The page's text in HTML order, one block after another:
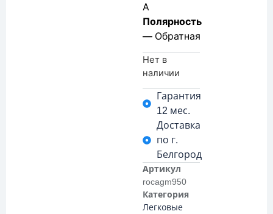
А
Полярность
— Обратная
Нет в
наличии
Гарантия
12 мес.
Доставка
по г.
Белгород
Артикул
rocagm950
Категория
Легковые